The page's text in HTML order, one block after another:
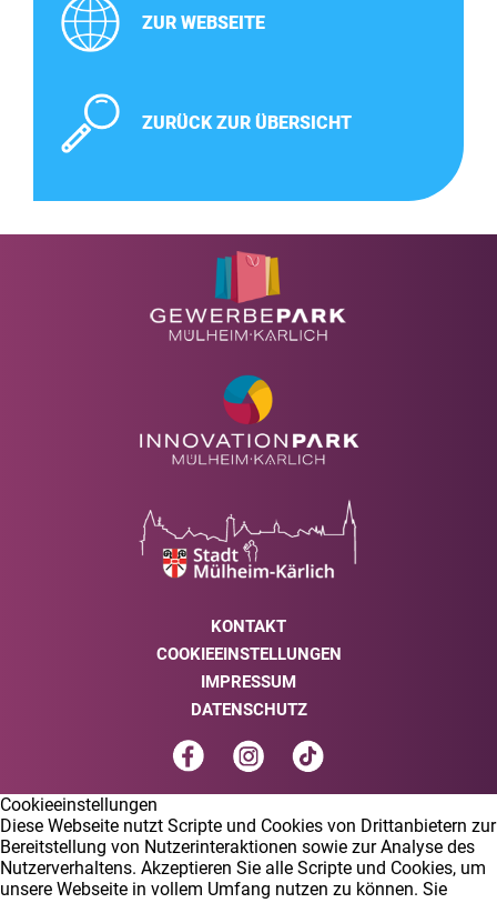
ZUR WEBSEITE
ZURÜCK ZUR ÜBERSICHT
KONTAKT
COOKIEEINSTELLUNGEN
IMPRESSUM
DATENSCHUTZ
Cookieeinstellungen
Diese Webseite nutzt Scripte und Cookies von Drittanbietern zur
Bereitstellung von Nutzerinteraktionen sowie zur Analyse des
Nutzerverhaltens. Akzeptieren Sie alle Scripte und Cookies, um
unsere Webseite in vollem Umfang nutzen zu können. Sie